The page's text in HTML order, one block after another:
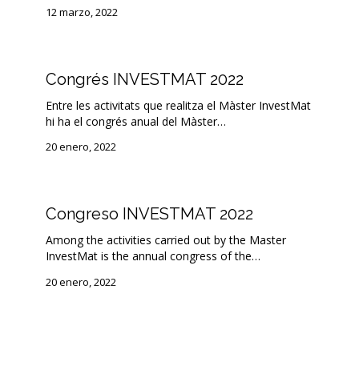
12 marzo, 2022
Congrés
INVESTMAT
Congrés INVESTMAT 2022
Entre les activitats que realitza el Màster InvestMat
hi ha el congrés anual del Màster…
20 enero, 2022
Congreso
INVESTMAT
Congreso INVESTMAT 2022
Among the activities carried out by the Master
InvestMat is the annual congress of the…
20 enero, 2022